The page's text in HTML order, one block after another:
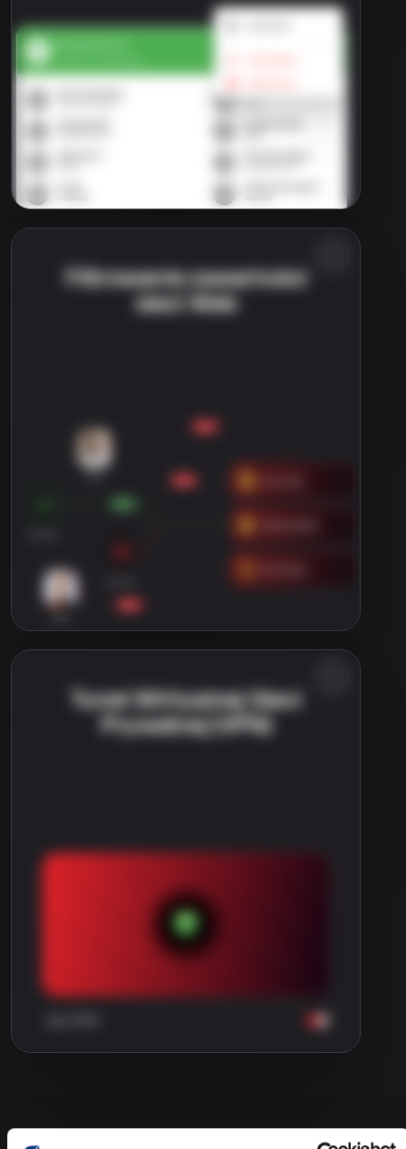
Filtrowanie zawartości
sieci Web
Tunel Wirtualnej Sieci
Prywatnej (VPN)